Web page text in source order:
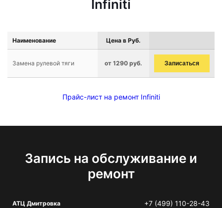
Infiniti
Наименование Цена в Руб.
Замена рулевой тяги от 1290 руб. Записаться
Прайс-лист на ремонт Infiniti
Запись на обслуживание и
ремонт
АТЦ Дмитровка +7 (499) 110-28-43